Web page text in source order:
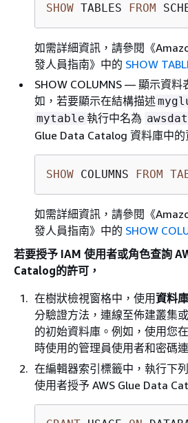
SHOW TABLES FROM
如需詳細資訊，請參閱《
發人員指南》 中的 SHOW
SHOW COLUMNS — 顯示資料
如，若要顯示在結構描述
mytable 執行中名為
Glue Data Catalog 資料庫中的
SHOW COLUMNS FROM
如需詳細資訊，請參閱《
發人員指南》 中的 SHOW
若要授予 IAM 使用者或角色查詢
Catalog的許可，
在樹狀檢視窗格中，使用資料
分驗證方法，連線至佈建叢集
的初始資料庫。例如，使用您
時使用的管理員使用者和密碼
在編輯器索引標籤中，執行下
使用者授予 AWS Glue Data